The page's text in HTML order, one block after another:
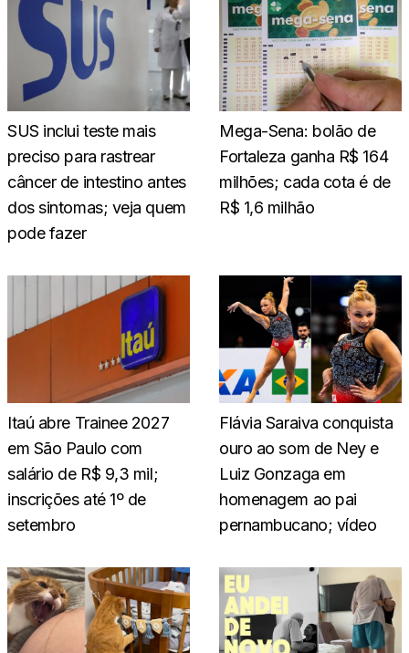
SUS inclui teste mais
preciso para rastrear
câncer de intestino antes
dos sintomas; veja quem
pode fazer
Mega-Sena: bolão de
Fortaleza ganha R$ 164
milhões; cada cota é de
R$ 1,6 milhão
Itaú abre Trainee 2027
em São Paulo com
salário de R$ 9,3 mil;
inscrições até 1º de
setembro
Flávia Saraiva conquista
ouro ao som de Ney e
Luiz Gonzaga em
homenagem ao pai
pernambucano; vídeo